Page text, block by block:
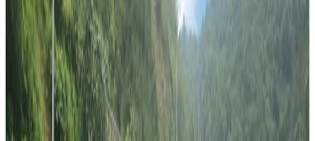
Tuesday, 2021 February 23 / 5:40 am
अ अ+